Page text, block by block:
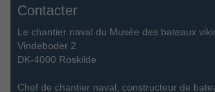
Contacter
Le chantier naval du Musée des bateaux
Vindeboder 2
DK-4000 Roskilde
Chef de chantier naval, constructeur de